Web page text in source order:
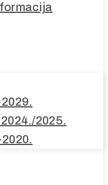
2025.